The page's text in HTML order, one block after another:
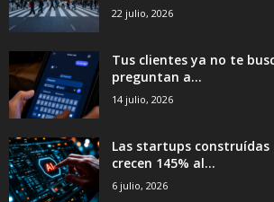
22 julio, 2026
Tus clientes ya no te
preguntan a...
14 julio, 2026
Las startups construídas
crecen 145% al...
6 julio, 2026